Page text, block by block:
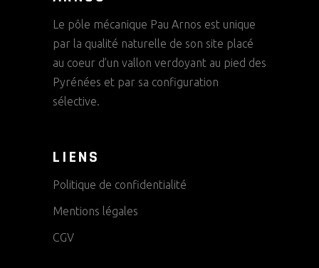
Le pôle mécanique Pau Arnos est unique
par la qualité naturelle de son site placé
au coeur d’un vallon verdoyant au pied des
Pyrénées et par sa configuration
sélective.
LIENS
Politique de confidentialité
Mentions légales
CGV